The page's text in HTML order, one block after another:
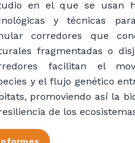
en el que se usan
y técnicas
corredores que
fragmentadas o
facilitan el
y el flujo genético
promoviendo así la
de los